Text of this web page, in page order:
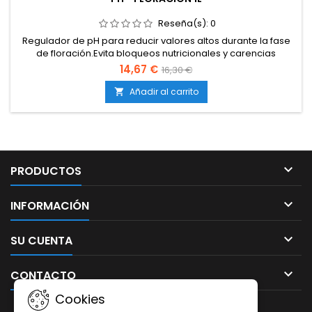
Reseña(s): 0
Regulador de pH para reducir valores altos durante la fase
de floración.Evita bloqueos nutricionales y carencias
asociadas al exceso de pH.Asegura un rango de absorción
óptimo de nutrientes en floración.Compatible con cultivos en
tierra, coco e hidroponía.Producto concentrado, de acción
rápida y controlada.Diseñado específicamente para...
14,67 € 16,30 €
 Añadir al carrito
PRODUCTOS 
INFORMACIÓN 
SU CUENTA 
CONTACTO 
Cookies